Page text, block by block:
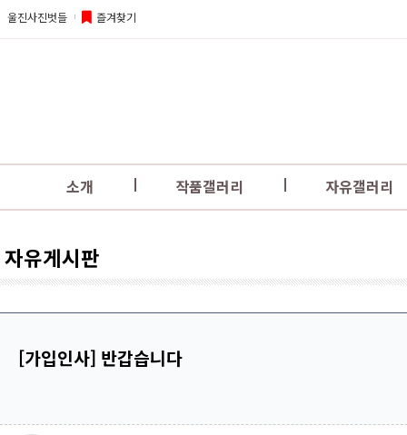
울진사진벗들 즐겨찾기
소개 작품갤러리 자유갤러리
자유게시판
[가입인사] 반갑습니다